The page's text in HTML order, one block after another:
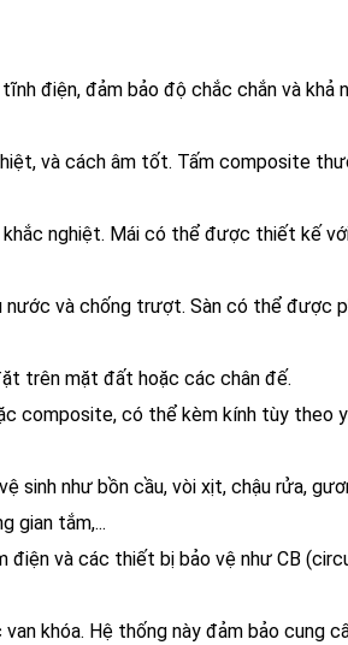
điện, đảm bảo độ chắc chắn và khả
và cách âm tốt. Tấm composite
nghiệt. Mái có thể được thiết kế
và chống trượt. Sàn có thể được
trên mặt đất hoặc các chân đế.
composite, có thể kèm kính tùy theo
sinh như bồn cầu, vòi xịt, chậu rửa,
gian tắm,...
điện và các thiết bị bảo vệ như CB
khóa. Hệ thống này đảm bảo cung